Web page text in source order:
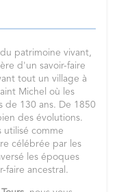
patrimoine vivant,
d'un savoir-faire
tout un village à
Michel où les
de 130 ans. De 1850
des évolutions.
utilisé comme
célébrée par les
les époques
faire ancestral.